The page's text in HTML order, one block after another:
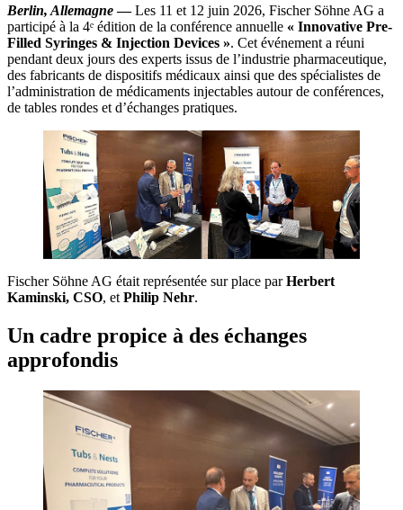
Berlin, Allemagne—Les 11 et 12 juin 2026, Fischer Söhne AG a
participé à la 4ᵉ édition de la conférence annuelle « Innovative Pre-
Filled Syringes & Injection Devices ». Cet événement a réuni
pendant deux jours des experts issus de l’industrie pharmaceutique,
des fabricants de dispositifs médicaux ainsi que des spécialistes de
l’administration de médicaments injectables autour de conférences,
de tables rondes et d’échanges pratiques.
Fischer Söhne AG était représentée sur place parHerbert
Kaminski, CSO, etPhilip Nehr.
Un cadre propice à des échanges
approfondis